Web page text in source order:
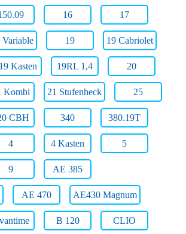
16 17
Variable 19 19 Cabriolet
19 Kasten 19RL 1,4 20
Kombi 21 Stufenheck 25
CBH 340 380.19T
4 4 Kasten 5
9 AE 385
AE 470 AE430 Magnum
B 120 CLIO